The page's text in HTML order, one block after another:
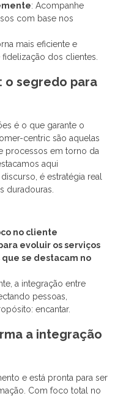
: Acompanhe
com base nos
mais eficiente e
dos clientes.
o segredo para
é o que garante o
centric são aquelas
processos em torno da
aqui
é estratégia real
duradouras.
no cliente
evoluir os serviços
se destacam no
a integração entre
pessoas,
encantar.
a integração
e está pronta para ser
Com foco total no